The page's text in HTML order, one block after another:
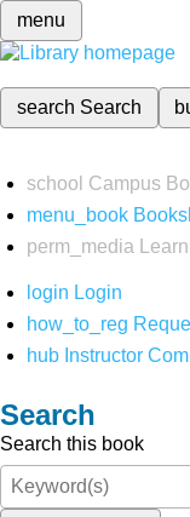
menu
search Search
school Campus
menu_book
perm_media
login Login
how_to_reg
hub Instructor
Search
Search this book